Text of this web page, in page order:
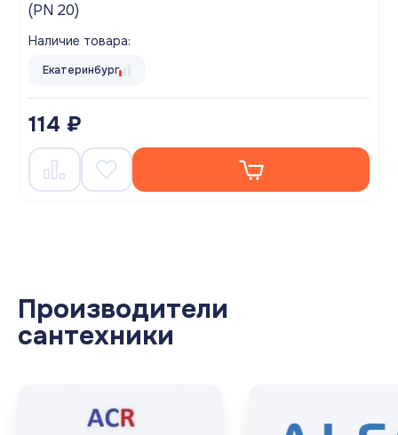
(PN 20)
Наличие товара:
Екатеринбург
114 ₽
Производители
сантехники